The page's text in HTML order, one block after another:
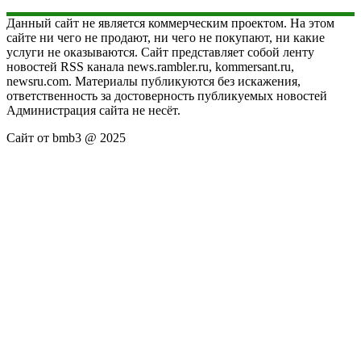
Данный сайт не является коммерческим проектом. На этом
сайте ни чего не продают, ни чего не покупают, ни какие
услуги не оказываются. Сайт представляет собой ленту
новостей RSS канала news.rambler.ru, kommersant.ru,
newsru.com. Материалы публикуются без искажения,
ответственность за достоверность публикуемых новостей
Администрация сайта не несёт.
Сайт от bmb3 @ 2025